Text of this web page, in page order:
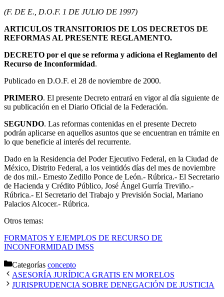
(F. DE E., D.O.F. 1 DE JULIO DE 1997)
ARTICULOS TRANSITORIOS DE LOS DECRETOS DE
REFORMAS AL PRESENTE REGLAMENTO.
DECRETO por el que se reforma y adiciona el Reglamento del
Recurso de Inconformidad.
Publicado en D.O.F. el 28 de noviembre de 2000.
PRIMERO. El presente Decreto entrará en vigor al día siguiente de
su publicación en el Diario Oficial de la Federación.
SEGUNDO. Las reformas contenidas en el presente Decreto
podrán aplicarse en aquellos asuntos que se encuentran en trámite en
lo que beneficie al interés del recurrente.
Dado en la Residencia del Poder Ejecutivo Federal, en la Ciudad de
México, Distrito Federal, a los veintidós días del mes de noviembre
de dos mil.- Ernesto Zedillo Ponce de León.- Rúbrica.- El Secretario
de Hacienda y Crédito Público, José Ángel Gurría Treviño.-
Rúbrica.- El Secretario del Trabajo y Previsión Social, Mariano
Palacios Alcocer.- Rúbrica.
Otros temas:
FORMATOS Y EJEMPLOS DE RECURSO DE
INCONFORMIDAD IMSS
Categorías concepto
ASESORÍA JURÍDICA GRATIS EN MORELOS
JURISPRUDENCIA SOBRE DENEGACIÓN DE JUSTICIA